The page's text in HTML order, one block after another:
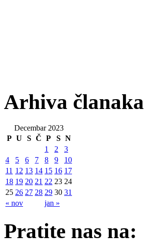
Arhiva članaka
Decembar 2023
P U S Č P S N
« nov jan »
1 2
3
4
5 6 7 8 9
10
11 12 13 14 15 16 17
18 19 20 21 22 23 24
25 26 27 28 29 30 31
Pratite nas na: